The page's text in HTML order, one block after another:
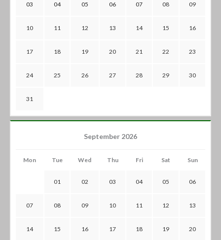
03 04 05 06 07 08 09
10 11 12 13 14 15 16
17 18 19 20 21 22 23
24 25 26 27 28 29 30
31
September 2026
Mon Tue Wed Thu Fri Sat Sun
01 02 03 04 05 06
07 08 09 10 11 12 13
14 15 16 17 18 19 20